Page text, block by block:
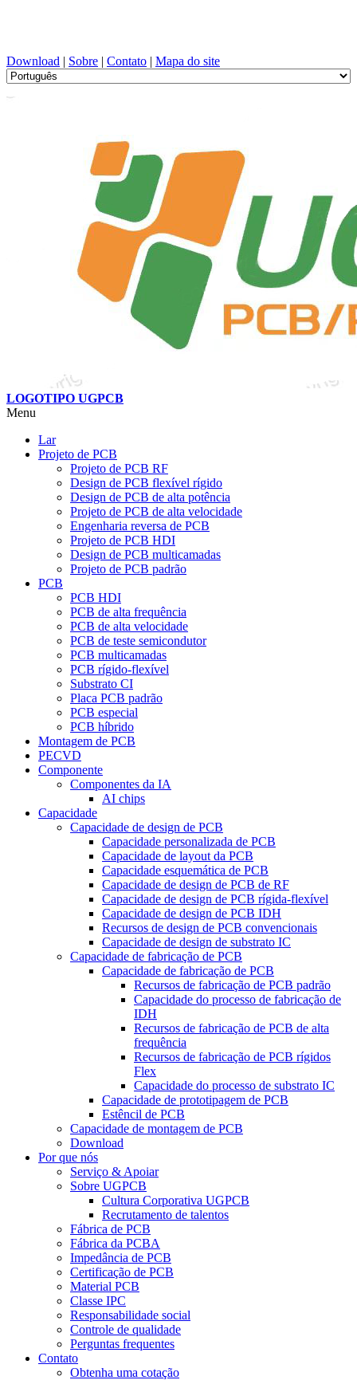
Download | Sobre | Contato | Mapa do site
LOGOTIPO UGPCB
Menu
Lar
Projeto de PCB
Projeto de PCB RF
Design de PCB flexível rígido
Design de PCB de alta potência
Projeto de PCB de alta velocidade
Engenharia reversa de PCB
Projeto de PCB HDI
Design de PCB multicamadas
Projeto de PCB padrão
PCB
PCB HDI
PCB de alta frequência
PCB de alta velocidade
PCB de teste semicondutor
PCB multicamadas
PCB rígido-flexível
Substrato CI
Placa PCB padrão
PCB especial
PCB híbrido
Montagem de PCB
PECVD
Componente
Componentes da IA
AI chips
Capacidade
Capacidade de design de PCB
Capacidade personalizada de PCB
Capacidade de layout da PCB
Capacidade esquemática de PCB
Capacidade de design de PCB de RF
Capacidade de design de PCB rígida-flexível
Capacidade de design de PCB IDH
Recursos de design de PCB convencionais
Capacidade de design de substrato IC
Capacidade de fabricação de PCB
Capacidade de fabricação de PCB
Recursos de fabricação de PCB padrão
Capacidade do processo de fabricação de
IDH
Recursos de fabricação de PCB de alta
frequência
Recursos de fabricação de PCB rígidos
Flex
Capacidade do processo de substrato IC
Capacidade de prototipagem de PCB
Estêncil de PCB
Capacidade de montagem de PCB
Download
Por que nós
Serviço & Apoiar
Sobre UGPCB
Cultura Corporativa UGPCB
Recrutamento de talentos
Fábrica de PCB
Fábrica da PCBA
Impedância de PCB
Certificação de PCB
Material PCB
Classe IPC
Responsabilidade social
Controle de qualidade
Perguntas frequentes
Contato
Obtenha uma cotação